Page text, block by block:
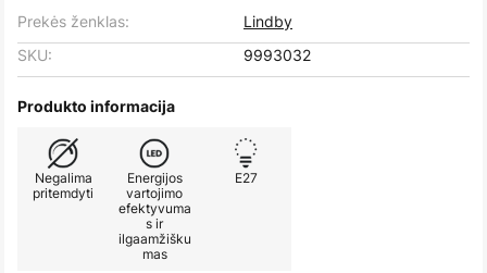
Prekės ženklas:
Lindby
SKU:
9993032
Produkto informacija
Negalima
pritemdyti
Energijos
vartojimo
efektyvuma
s ir
ilgaamžišku
mas
E27